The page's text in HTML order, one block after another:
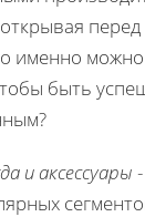
именно
быть
и аксессуары